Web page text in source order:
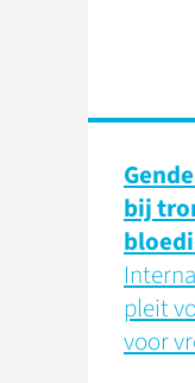
bij
pleit
voor